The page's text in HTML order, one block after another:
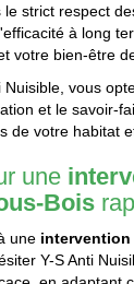
strict respect
à long
votre bien-être
Nuisible, vous
et le savoir-
de votre habitat
une
Bois
une
Y-S Anti